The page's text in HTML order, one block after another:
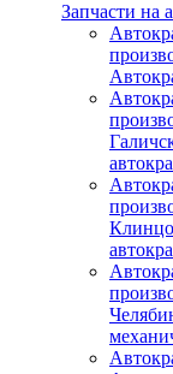
Запчасти на